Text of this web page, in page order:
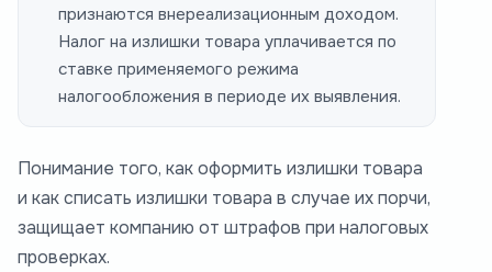
признаются внереализационным доходом.
Налог на излишки товара уплачивается по
ставке применяемого режима
налогообложения в периоде их выявления.
Понимание того, как оформить излишки товара
и как списать излишки товара в случае их порчи,
защищает компанию от штрафов при налоговых
проверках.